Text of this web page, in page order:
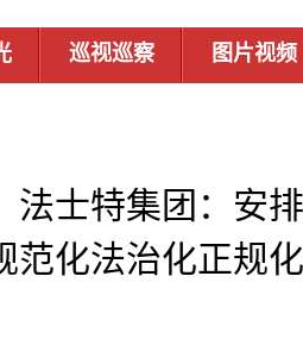
巡视巡察 图片视频
法士特集团：安
范化法治化正规